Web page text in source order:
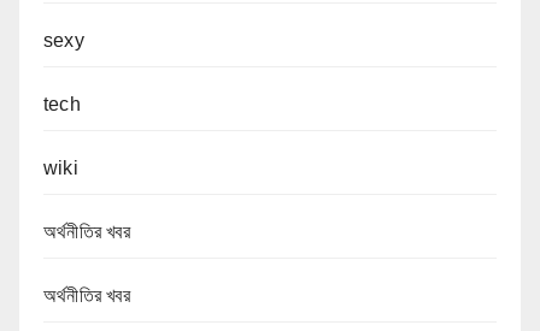
sexy
tech
wiki
অর্থনীতির খবর
অর্থনীতির খবর